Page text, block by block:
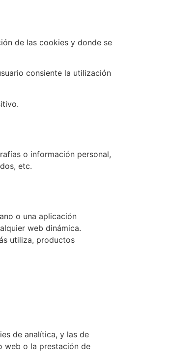
de las cookies y donde se
consiente la utilización
o información personal,
etc.
o una aplicación
web dinámica.
utiliza, productos
de analítica, y las de
web o la prestación de